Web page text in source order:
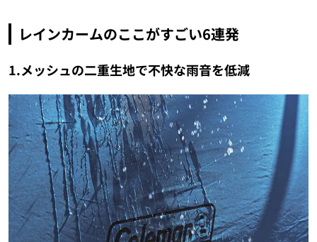
レインカームのここがすごい6連発
1.メッシュの二重生地で不快な雨音を低減